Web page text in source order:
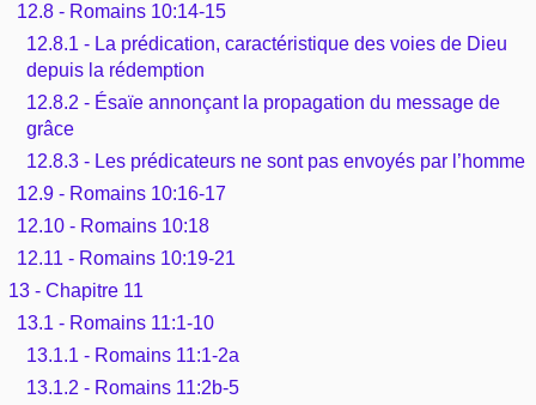
12.8 - Romains 10:14-15
12.8.1 - La prédication, caractéristique des voies de Dieu
depuis la rédemption
12.8.2 - Ésaïe annonçant la propagation du message de
grâce
12.8.3 - Les prédicateurs ne sont pas envoyés par l’homme
12.9 - Romains 10:16-17
12.10 - Romains 10:18
12.11 - Romains 10:19-21
13 - Chapitre 11
13.1 - Romains 11:1-10
13.1.1 - Romains 11:1-2a
13.1.2 - Romains 11:2b-5